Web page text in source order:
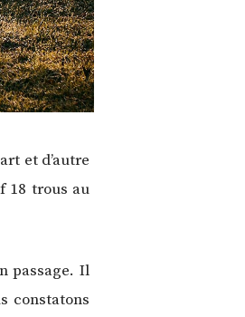
et d’autre
18 trous au
passage. Il
constatons